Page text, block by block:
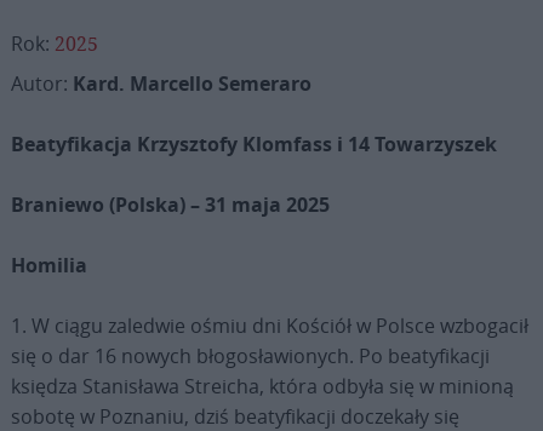
Rok: 2025
Autor: Kard. Marcello Semeraro
Beatyfikacja Krzysztofy Klomfass i 14 Towarzyszek
Braniewo (Polska) – 31 maja 2025
Homilia
1. W ciągu zaledwie ośmiu dni Kościół w Polsce wzbogacił
się o dar 16 nowych błogosławionych. Po beatyfikacji
księdza Stanisława Streicha, która odbyła się w minioną
sobotę w Poznaniu, dziś beatyfikacji doczekały się